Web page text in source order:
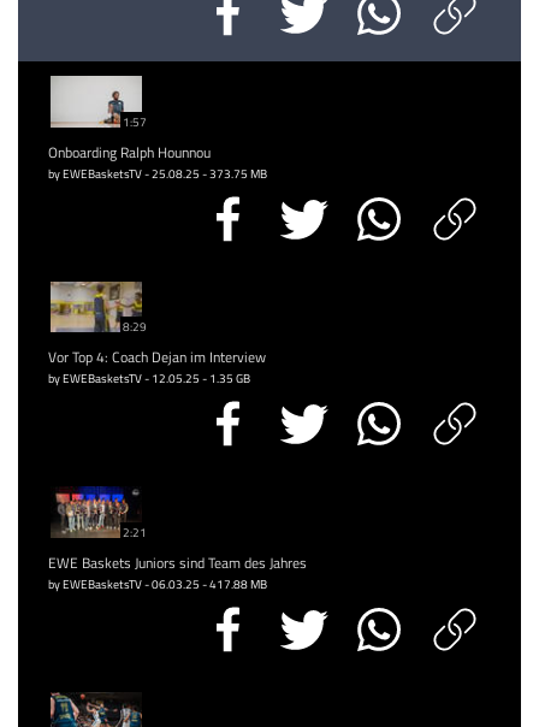
1:57
Onboarding Ralph Hounnou
by EWEBasketsTV - 25.08.25 - 373.75 MB
8:29
Vor Top 4: Coach Dejan im Interview
by EWEBasketsTV - 12.05.25 - 1.35 GB
2:21
EWE Baskets Juniors sind Team des Jahres
by EWEBasketsTV - 06.03.25 - 417.88 MB